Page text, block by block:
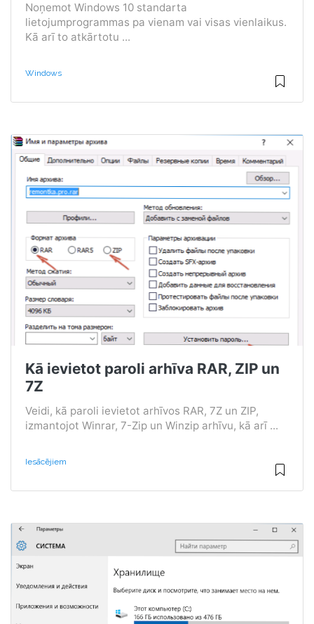
Noņemot Windows 10 standarta
lietojumprogrammas pa vienam vai visas vienlaikus.
Kā arī to atkārtotu ...
Windows
Kā ievietot paroli arhīva RAR, ZIP un
7Z
Veidi, kā paroli ievietot arhīvos RAR, 7Z un ZIP,
izmantojot Winrar, 7-Zip un Winzip arhīvu, kā arī ...
Iesācējiem